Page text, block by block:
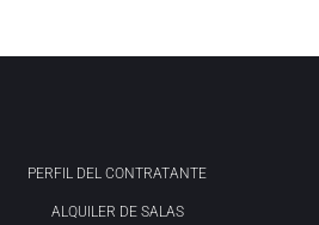
PERFIL DEL CONTRATANTE
ALQUILER DE SALAS